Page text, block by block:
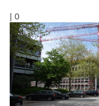
Aufmasse für
BIM-Abrechnung
Werdegang
0